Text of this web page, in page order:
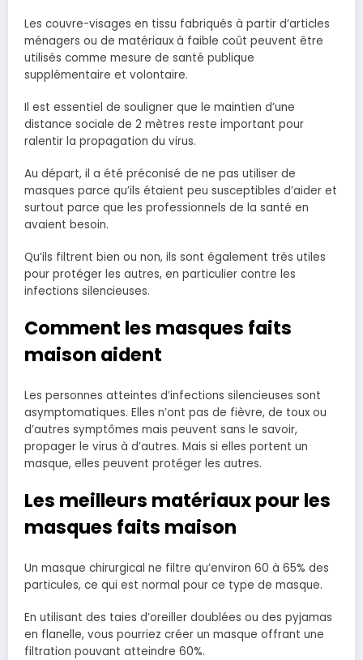
Les couvre-visages en tissu fabriqués à partir d’articles
ménagers ou de matériaux à faible coût peuvent être
utilisés comme mesure de santé publique
supplémentaire et volontaire.
Il est essentiel de souligner que le maintien d’une
distance sociale de 2 mètres reste important pour
ralentir la propagation du virus.
Au départ, il a été préconisé de ne pas utiliser de
masques parce qu’ils étaient peu susceptibles d’aider et
surtout parce que les professionnels de la santé en
avaient besoin.
Qu’ils filtrent bien ou non, ils sont également très utiles
pour protéger les autres, en particulier contre les
infections silencieuses.
Comment les masques faits
maison aident
Les personnes atteintes d’infections silencieuses sont
asymptomatiques. Elles n’ont pas de fièvre, de toux ou
d’autres symptômes mais peuvent sans le savoir,
propager le virus à d’autres. Mais si elles portent un
masque, elles peuvent protéger les autres.
Les meilleurs matériaux pour les
masques faits maison
Un masque chirurgical ne filtre qu’environ 60 à 65% des
particules, ce qui est normal pour ce type de masque.
En utilisant des taies d’oreiller doublées ou des pyjamas
en flanelle, vous pourriez créer un masque offrant une
filtration pouvant atteindre 60%.